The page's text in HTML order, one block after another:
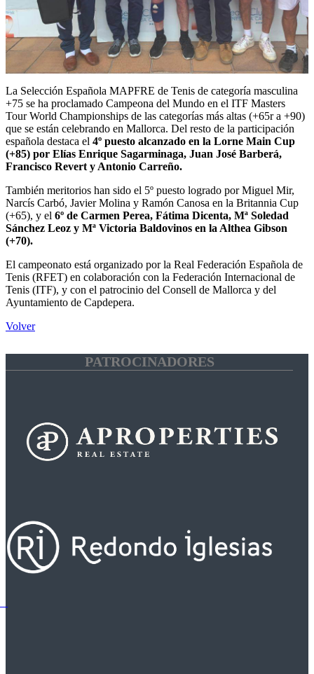
La Selección Española MAPFRE de Tenis de categoría masculina
+75 se ha proclamado Campeona del Mundo en el ITF Masters
Tour World Championships de las categorías más altas (+65r a +90)
que se están celebrando en Mallorca. Del resto de la participación
española destaca el 4º puesto alcanzado en la Lorne Main Cup
(+85) por Elías Enrique Sagarminaga, Juan José Barberá,
Francisco Revert y Antonio Carreño.
También meritorios han sido el 5º puesto logrado por Miguel Mir,
Narcís Carbó, Javier Molina y Ramón Canosa en la Britannia Cup
(+65), y el 6º de Carmen Perea, Fátima Dicenta, Mª Soledad
Sánchez Leoz y Mª Victoria Baldovinos en la Althea Gibson
(+70).
El campeonato está organizado por la Real Federación Española de
Tenis (RFET) en colaboración con la Federación Internacional de
Tenis (ITF), y con el patrocinio del Consell de Mallorca y del
Ayuntamiento de Capdepera.
Volver
PATROCINADORES